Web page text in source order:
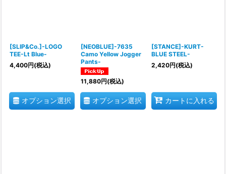
[SLIP&Co.]-LOGO
TEE-Lt Blue-
4,400円(税込)
オプション選択
[NEOBLUE]-7635
Camo Yellow Jogger
Pants-
11,880円(税込)
オプション選択
[STANCE]-KURT-
BLUE STEEL-
2,420円(税込)
カートに入れる